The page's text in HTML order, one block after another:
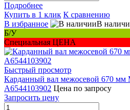
Подробнее
Купить в 1 клик К сравнению
В избранное
В
Б/У
Специальная ЦЕНА
Быстрый просмотр
Карданный вал межосевой 670 мм
A6544103902 Цена по запросу
Запросить цену